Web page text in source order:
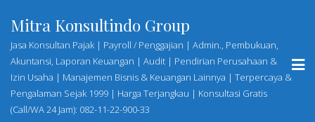
content
Mitra Konsultindo Group
Jasa Konsultan Pajak | Payroll / Penggajian | Admin., Pembukuan,
Akuntansi, Laporan Keuangan | Audit | Pendirian Perusahaan &
Izin Usaha | Manajemen Bisnis & Keuangan Lainnya | Terpercaya &
Pengalaman Sejak 1999 | Harga Terjangkau | Konsultasi Gratis
(Call/WA 24 Jam): 082-11-22-900-33